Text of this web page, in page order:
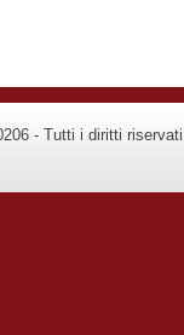
- Tutti i diritti riservati